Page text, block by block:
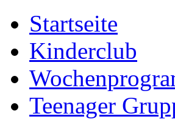
to
contentStartseite
Kinderclub
Teenager